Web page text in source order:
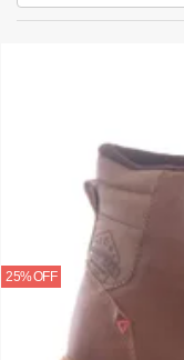
25% OFF